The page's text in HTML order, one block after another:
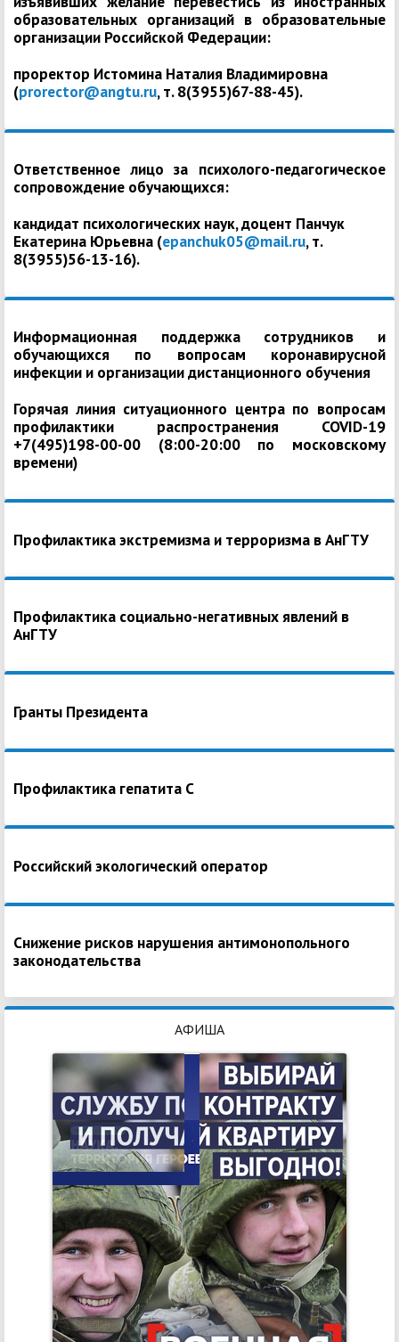
образовательных организаций в образовательные
организации Российской Федерации:
проректор Истомина Наталия Владимировна
(prorector@angtu.ru, т. 8(3955)67-88-45).
Ответственное лицо за психолого-педагогическое
сопровождение обучающихся:
кандидат психологических наук, доцент Панчук
Екатерина Юрьевна (epanchuk05@mail.ru, т.
8(3955)56-13-16).
Информационная поддержка сотрудников и
обучающихся по вопросам коронавирусной
инфекции и организации дистанционного обучения
Горячая линия ситуационного центра по вопросам
профилактики распространения COVID-19
+7(495)198-00-00 (8:00-20:00 по московскому
времени)
Профилактика экстремизма и терроризма в АнГТУ
Профилактика социально-негативных явлений в
АнГТУ
Гранты Президента
Профилактика гепатита С
Российский экологический оператор
Снижение рисков нарушения антимонопольного
законодательства
АФИША